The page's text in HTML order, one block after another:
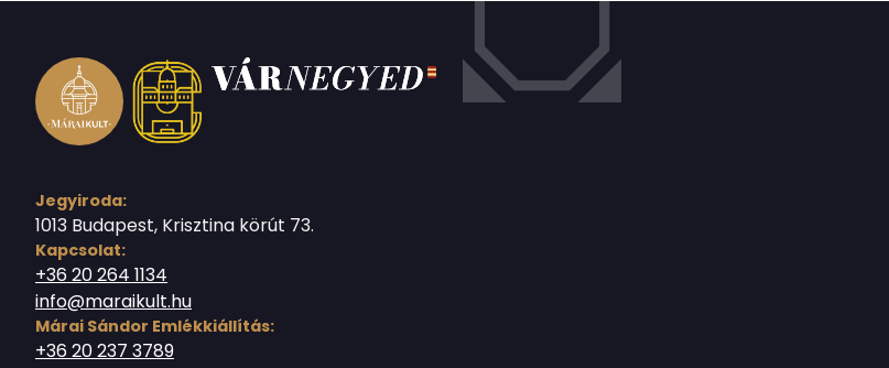
Jegyiroda:
1013 Budapest, Krisztina körút 73.
Kapcsolat:
+36 20 264 1134
info@maraikult.hu
Márai Sándor Emlékkiállítás:
+36 20 237 3789